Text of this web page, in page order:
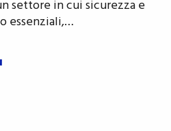
settore in cui sicurezza e
essenziali,…